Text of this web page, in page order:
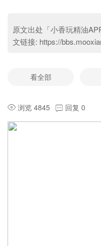
原文出处「小香玩精油
文链接: https://
看全部
浏览 4845 回复 0